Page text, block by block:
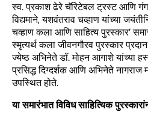
स्व. प्रकाश ढेरे चॅरिटेबल ट्रस्ट आणि
विद्यमाने, यशवंतराव चव्हाण यांच्या
चव्हाण कला आणि साहित्य पुरस्कार’
स्मृत्यर्थ कला जीवनगौरव पुरस्कार
ज्येष्ठ अभिनेते डॉ. मोहन आगाशे यांच्या
प्रसिद्ध दिग्दर्शक आणि अभिनेते
उपस्थित होते.
या समारंभात विविध साहित्यिक